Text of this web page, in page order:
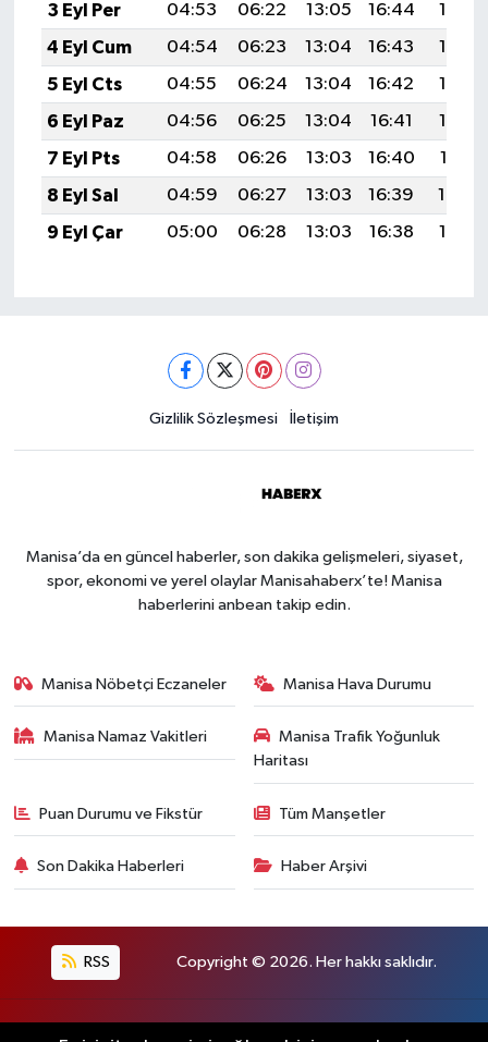
3 Eyl Per
04:53 06:22 13:05 16:44
19:38
4 Eyl Cum
04:54 06:23 13:04 16:43
19:36
5 Eyl Cts
04:55 06:24 13:04 16:42
19:35
6 Eyl Paz
04:56 06:25 13:04 16:41
19:33
7 Eyl Pts
04:58 06:26 13:03 16:40
19:31
8 Eyl Sal
04:59 06:27 13:03 16:39
19:30
9 Eyl Çar
05:00 06:28 13:03 16:38 19:28
Gizlilik Sözleşmesi İletişim
Manisa’da en güncel haberler, son dakika gelişmeleri, siyaset,
spor, ekonomi ve yerel olaylar Manisahaberx’te! Manisa
haberlerini anbean takip edin.
Manisa Nöbetçi Eczaneler Manisa Hava Durumu
Manisa Namaz Vakitleri
Manisa Trafik Yoğunluk
Haritası
Puan Durumu ve Fikstür Tüm Manşetler
Son Dakika Haberleri Haber Arşivi
RSS Copyright © 2026. Her hakkı saklıdır.